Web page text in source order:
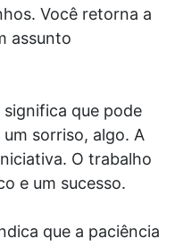
Você retorna a
assunto
significa que pode
sorriso, algo. A
O trabalho
e um sucesso.
que a paciência